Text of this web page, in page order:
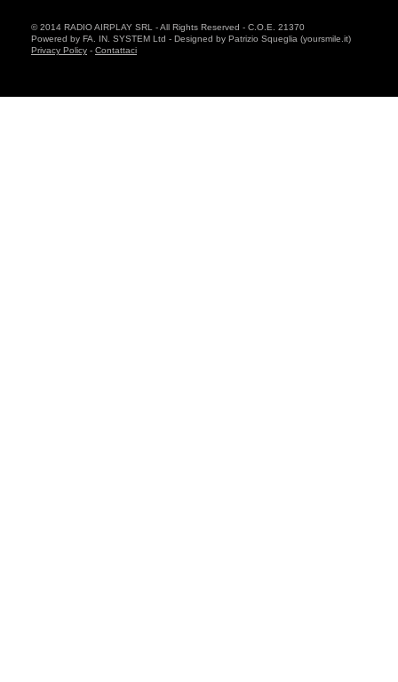
© 2014 RADIO AIRPLAY SRL - All Rights Reserved - C.O.E. 21370
Powered by FA. IN. SYSTEM Ltd - Designed by Patrizio Squeglia (yoursmile.it)
Privacy Policy - Contattaci